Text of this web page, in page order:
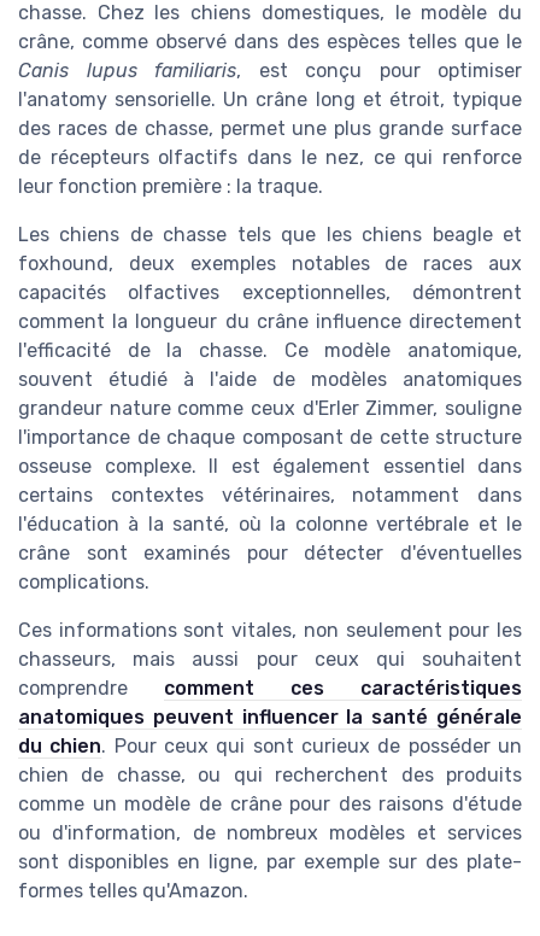
chasse. Chez les chiens domestiques, le modèle du
crâne, comme observé dans des espèces telles que le
Canis lupus familiaris, est conçu pour optimiser
l'anatomy sensorielle. Un crâne long et étroit, typique
des races de chasse, permet une plus grande surface
de récepteurs olfactifs dans le nez, ce qui renforce
leur fonction première : la traque.
Les chiens de chasse tels que les chiens beagle et
foxhound, deux exemples notables de races aux
capacités olfactives exceptionnelles, démontrent
comment la longueur du crâne influence directement
l'efficacité de la chasse. Ce modèle anatomique,
souvent étudié à l'aide de modèles anatomiques
grandeur nature comme ceux d'Erler Zimmer, souligne
l'importance de chaque composant de cette structure
osseuse complexe. Il est également essentiel dans
certains contextes vétérinaires, notamment dans
l'éducation à la santé, où la colonne vertébrale et le
crâne sont examinés pour détecter d'éventuelles
complications.
Ces informations sont vitales, non seulement pour les
chasseurs, mais aussi pour ceux qui souhaitent
comprendre comment ces caractéristiques
anatomiques peuvent influencer la santé générale
du chien. Pour ceux qui sont curieux de posséder un
chien de chasse, ou qui recherchent des produits
comme un modèle de crâne pour des raisons d'étude
ou d'information, de nombreux modèles et services
sont disponibles en ligne, par exemple sur des plate-
formes telles qu'Amazon.